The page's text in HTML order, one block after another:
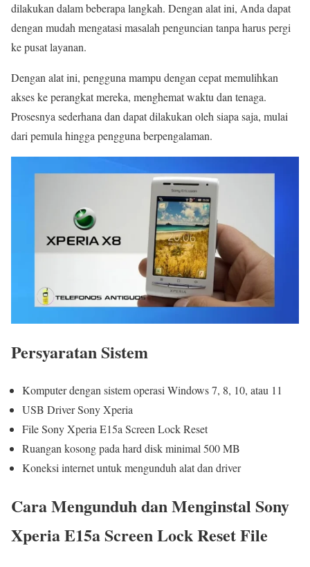
dilakukan dalam beberapa langkah. Dengan alat ini, Anda dapat
dengan mudah mengatasi masalah penguncian tanpa harus pergi
ke pusat layanan.
Dengan alat ini, pengguna mampu dengan cepat memulihkan
akses ke perangkat mereka, menghemat waktu dan tenaga.
Prosesnya sederhana dan dapat dilakukan oleh siapa saja, mulai
dari pemula hingga pengguna berpengalaman.
Persyaratan Sistem
Komputer dengan sistem operasi Windows 7, 8, 10, atau 11
USB Driver Sony Xperia
File Sony Xperia E15a Screen Lock Reset
Ruangan kosong pada hard disk minimal 500 MB
Koneksi internet untuk mengunduh alat dan driver
Cara Mengunduh dan Menginstal Sony
Xperia E15a Screen Lock Reset File